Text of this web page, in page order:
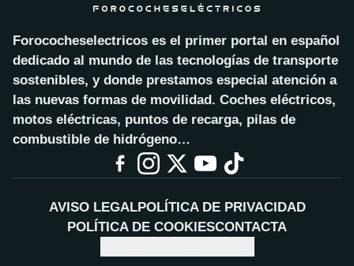
Forococheselectricos es el primer portal en español
dedicado al mundo de las tecnologías de transporte
sostenibles, y donde prestamos especial atención a
las nuevas formas de movilidad. Coches eléctricos,
motos eléctricas, puntos de recarga, pilas de
combustible de hidrógeno…
AVISO LEGALPOLÍTICA DE PRIVACIDAD
POLÍTICA DE COOKIESCONTACTA